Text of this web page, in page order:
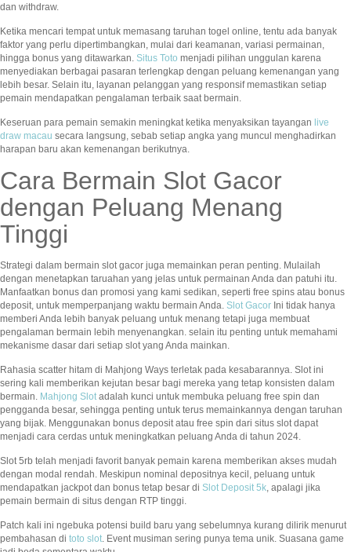
dan withdraw.
Ketika mencari tempat untuk memasang taruhan togel online, tentu ada banyak
faktor yang perlu dipertimbangkan, mulai dari keamanan, variasi permainan,
hingga bonus yang ditawarkan. Situs Toto menjadi pilihan unggulan karena
menyediakan berbagai pasaran terlengkap dengan peluang kemenangan yang
lebih besar. Selain itu, layanan pelanggan yang responsif memastikan setiap
pemain mendapatkan pengalaman terbaik saat bermain.
Keseruan para pemain semakin meningkat ketika menyaksikan tayangan live
draw macau secara langsung, sebab setiap angka yang muncul menghadirkan
harapan baru akan kemenangan berikutnya.
Cara Bermain Slot Gacor
dengan Peluang Menang
Tinggi
Strategi dalam bermain slot gacor juga memainkan peran penting. Mulailah
dengan menetapkan taruahan yang jelas untuk permainan Anda dan patuhi itu.
Manfaatkan bonus dan promosi yang kami sedikan, seperti free spins atau bonus
deposit, untuk memperpanjang waktu bermain Anda. Slot Gacor Ini tidak hanya
memberi Anda lebih banyak peluang untuk menang tetapi juga membuat
pengalaman bermain lebih menyenangkan. selain itu penting untuk memahami
mekanisme dasar dari setiap slot yang Anda mainkan.
Rahasia scatter hitam di Mahjong Ways terletak pada kesabarannya. Slot ini
sering kali memberikan kejutan besar bagi mereka yang tetap konsisten dalam
bermain. Mahjong Slotadalah kunci untuk membuka peluang free spin dan
pengganda besar, sehingga penting untuk terus memainkannya dengan taruhan
yang bijak. Menggunakan bonus deposit atau free spin dari situs slot dapat
menjadi cara cerdas untuk meningkatkan peluang Anda di tahun 2024.
Slot 5rb telah menjadi favorit banyak pemain karena memberikan akses mudah
dengan modal rendah. Meskipun nominal depositnya kecil, peluang untuk
mendapatkan jackpot dan bonus tetap besar di Slot Deposit 5k, apalagi jika
pemain bermain di situs dengan RTP tinggi.
Patch kali ini ngebuka potensi build baru yang sebelumnya kurang dilirik menurut
pembahasan di toto slot. Event musiman sering punya tema unik. Suasana game